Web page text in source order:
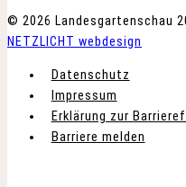
© 2026 Landesgartenschau
NETZLICHT webdesign
Datenschutz
Impressum
Erklärung zur
Barriere melden